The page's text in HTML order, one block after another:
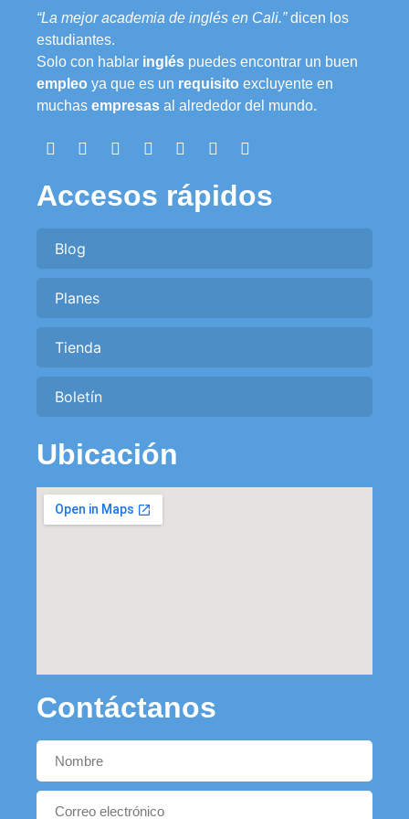
“La mejor academia de inglés en Cali.”dicen los
estudiantes.
Solo con hablar inglés puedes encontrar un buen
empleo ya que es un requisito excluyente en
muchas empresas al alrededor del mundo.
Accesos rápidos
Blog
Planes
Tienda
Boletín
Ubicación
Contáctanos